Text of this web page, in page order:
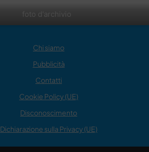
foto d'archivio
Chi siamo
Pubblicità
Contatti
Cookie Policy (UE)
Disconoscimento
Dichiarazione sulla Privacy (UE)